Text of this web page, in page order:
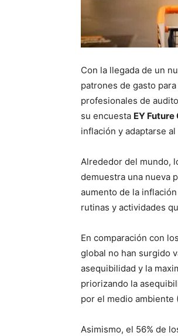
Con la llegada de un
patrones de gasto
profesionales de
su encuesta EY
inflación y adaptarse
Alrededor del mundo,
demuestra una nueva
aumento de la
rutinas y actividades
En comparación con
global no han surgido
asequibilidad y la
priorizando la
por el medio ambiente
Asimismo, el 56% de